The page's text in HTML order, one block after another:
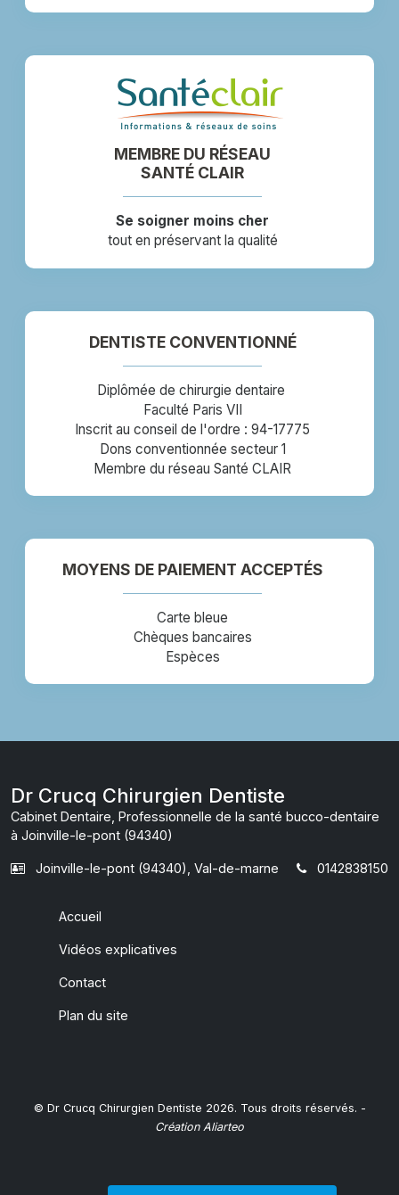
MEMBRE DU RÉSEAU
SANTÉ CLAIR
Se soigner moins cher
tout en préservant la qualité
DENTISTE CONVENTIONNÉ
Diplômée de chirurgie dentaire
Faculté Paris VII
Inscrit au conseil de l'ordre : 94-17775
Dons conventionnée secteur 1
Membre du réseau Santé CLAIR
MOYENS DE PAIEMENT ACCEPTÉS
Carte bleue
Chèques bancaires
Espèces
Dr Crucq Chirurgien Dentiste
Cabinet Dentaire, Professionnelle de la santé bucco-dentaire
à Joinville-le-pont (94340)
Joinville-le-pont (94340), Val-de-marne 0142838150
Accueil
Vidéos explicatives
Contact
Plan du site
© Dr Crucq Chirurgien Dentiste 2026. Tous droits réservés. -
Création Aliarteo